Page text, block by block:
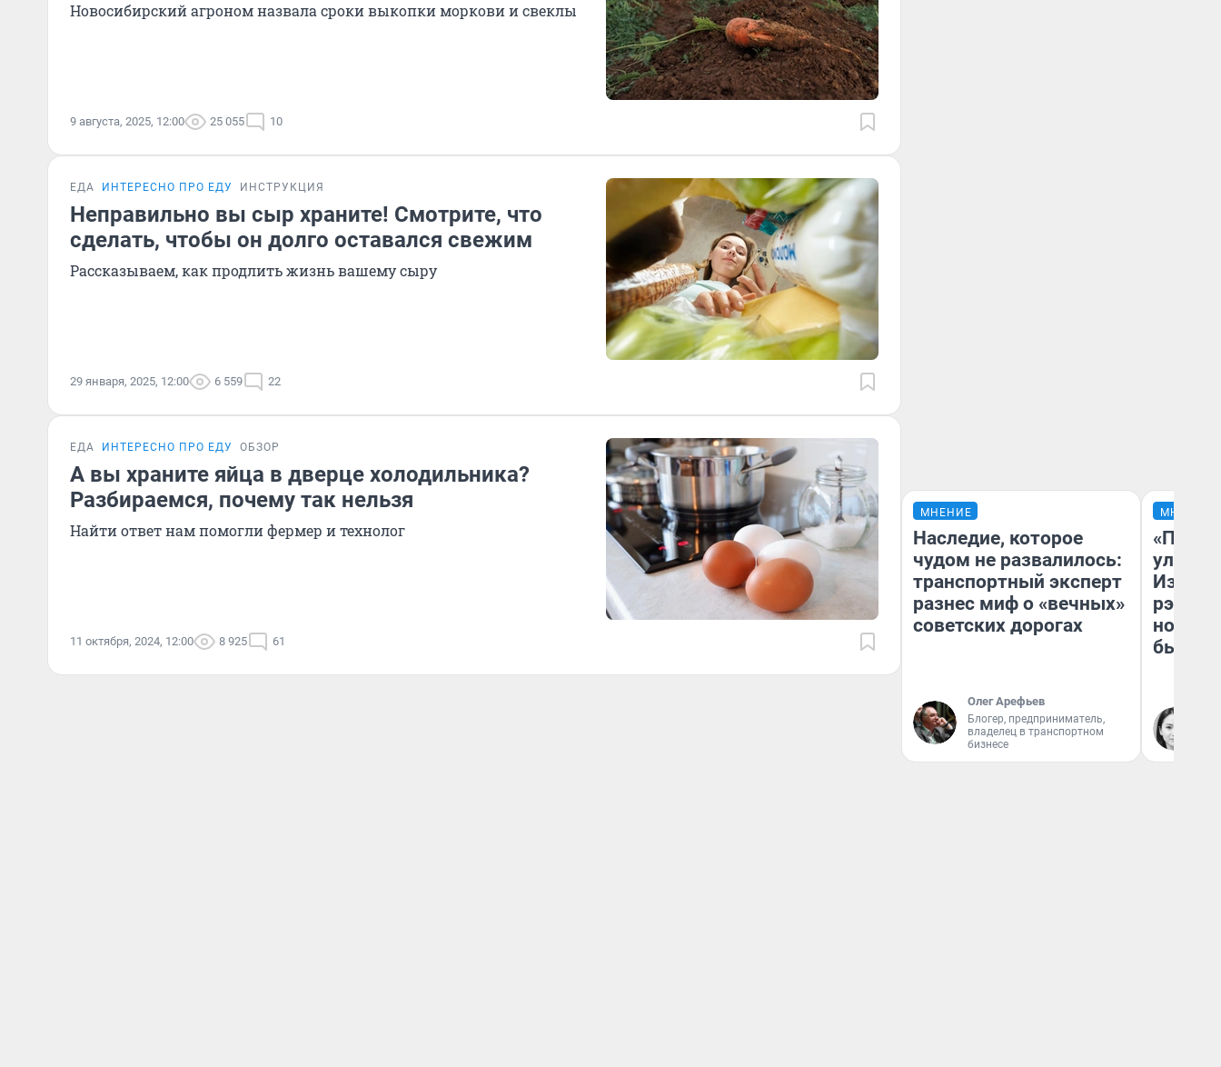
Новосибирский агроном назвала сроки выкопки моркови и свеклы
9 августа, 2025, 12:00 25 055 10
ЕДА ИНТЕРЕСНО ПРО ЕДУ ИНСТРУКЦИЯ
Неправильно вы сыр храните! Смотрите, что
сделать, чтобы он долго оставался свежим
Рассказываем, как продлить жизнь вашему сыру
29 января, 2025, 12:00 6 559 22
ЕДА ИНТЕРЕСНО ПРО ЕДУ ОБЗОР
А вы храните яйца в дверце холодильника?
Разбираемся, почему так нельзя
Найти ответ нам помогли фермер и технолог
11 октября, 2024, 12:00 8 925 61
МНЕНИЕ
Наследие, которое
чудом не развалилось:
транспортный эксперт
разнес миф о «вечных»
советских дорогах
Олег Арефьев
Блогер, предприниматель,
владелец в транспортном
бизнесе
МНЕНИЕ
рэпер
было